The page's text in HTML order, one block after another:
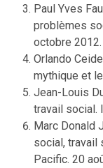
Paul Yves
problèmes
octobre 2012.
Orlando
mythique et
Jean-Louis
travail social.
Marc Donald
social, travail
Pacific. 20